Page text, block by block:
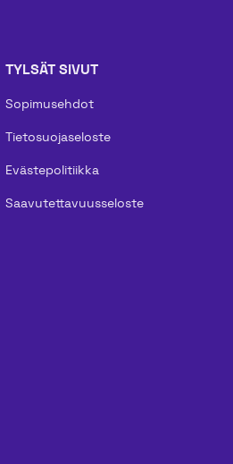
TYLSÄT SIVUT
Sopimusehdot
Tietosuojaseloste
Evästepolitiikka
Saavutettavuusseloste